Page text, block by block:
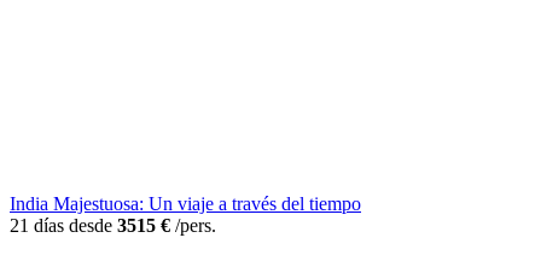
India Majestuosa: Un viaje a través del tiempo
21 días desde 3515 € /pers.